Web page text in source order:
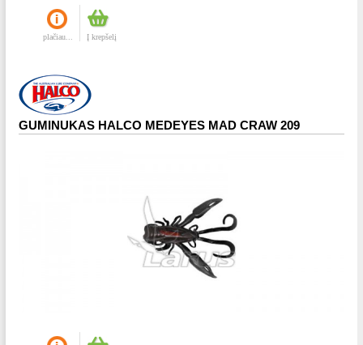
plačiau... Į krepšelį
GUMINUKAS HALCO MEDEYES MAD CRAW 209